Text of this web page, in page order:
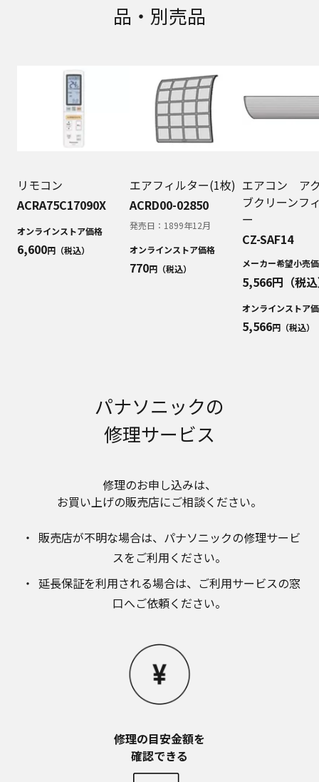
様ご相談窓口の連絡先などが変更されている場合
があります。また、本ウェブサイトに公開されて
る場合があります。本ウェブサイトに公開されて
いる取扱説明書の内容とお手持ちの商品の仕様に
相違がある場合は、ご購入店、お近くの当社商品
の取扱店、または当社サービス会社に直接お問い
合わせください。また、商品に同梱される取扱説
明書が改訂されている場合、当社の選択により、
し、本ウェブサイトに公開されている取扱説明書
は、商品本体に同梱する取扱説明書の変更の度に
修正・更新するものではありません。
商品には、取扱説明書を補足する操作ガイドなど
の印刷物が同梱されていることがありますが、本
ウェブサイトではそれらの印刷物は公開しており
商品ご使用時の安全上のご注意については、取扱
規制などの変化に応じて変更する場合がありま
す。お手持ちの商品に関し、本ウェブサイトに公
開されている取扱説明書に記載の安全上のご注意
会社に直接お問い合わせください。
本ウェブサイトのサービスに係わる損害の免責
かったことにより万一損害（データの破損・業務の中
断・営業情報の損失などによる損害を含む）が生じ、
たとえそのような損害の発生や第三者からの賠償請求
の可能性があることについてあらかじめ知らされた場
合でも、当社は一切責任を負いませんことをご了承く
本ウェブサイトのサービスは予告なく中止、または内
容や条件を変更する場合があります。あらかじめご了
明書について、ご購入のお客様以外からのお問い合わ
せにはお応えできない場合がありますことを、ご了承
品・別売品
リモコン
ACRA75C17090X
オンラインストア価格
6,600円（税込）
エアフィルター(1枚)
ACRD00-02850
発売日： 1899年12月
オンラインストア価格
770円（税込）
エアコン ア
ブクリーンフ
ー
CZ-SAF14
メーカー希望小売
5,566円（税
オンラインストア
5,566円（税込）
パナソニックの
修理サービス
修理のお申し込みは、​
お買い上げの販売店にご相談ください。​
販売店が不明な場合は、​パナソニックの修理サービ
スをご利用ください。​
延長保証を利用される場合は、​ご利用サービスの窓
口へご依頼ください。
修理の目安金額を​
確認できる